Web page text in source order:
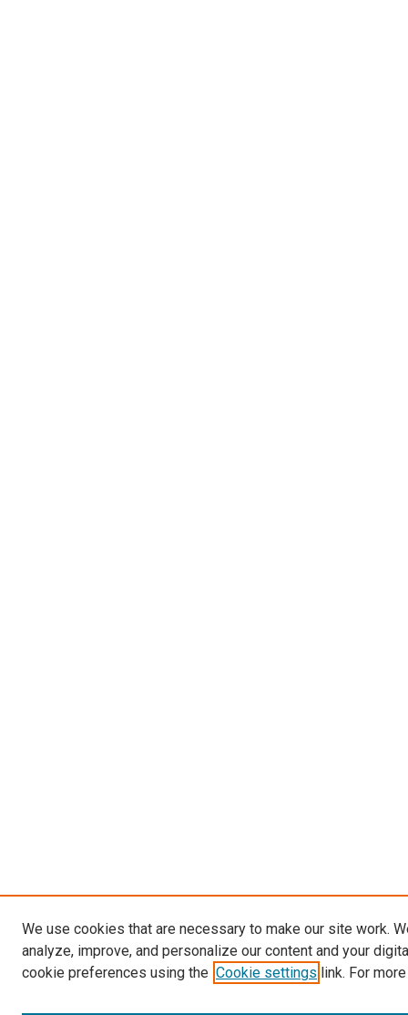
We use cookies that are necessary to make our site work.
analyze, improve, and personalize our content and your
cookie preferences using the Cookie settings link. For